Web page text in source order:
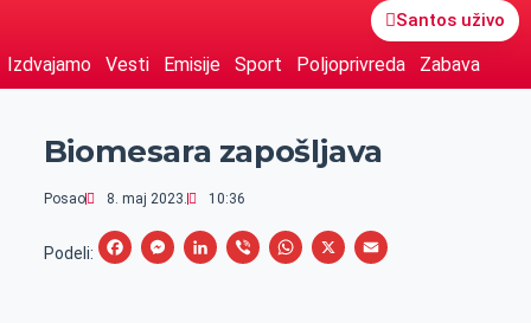
Santos uživo
Izdvajamo Vesti Emisije Sport Poljoprivreda Zabava
Biomesara zapošljava
Posao 8. maj 2023. 10:36
Podeli:
F
M
L
V
W
X
E